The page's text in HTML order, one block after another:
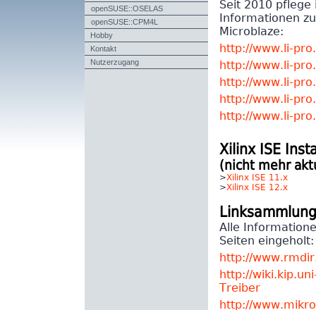
openSUSE::OSELAS
openSUSE::CPM4L
Hobby
Kontakt
Nutzerzugang
Seit 2010 pflege
Informationen
Microblaze:
http://www.li-
http://www.li-
http://www.li-
http://www.li-
http://www.li-
Xilinx ISE
(nicht mehr
> Xilinx ISE 11.x
> Xilinx ISE 12.x
Linksammlung
Alle
Seiten eingeholt:
http://
http://
Treiber
http://